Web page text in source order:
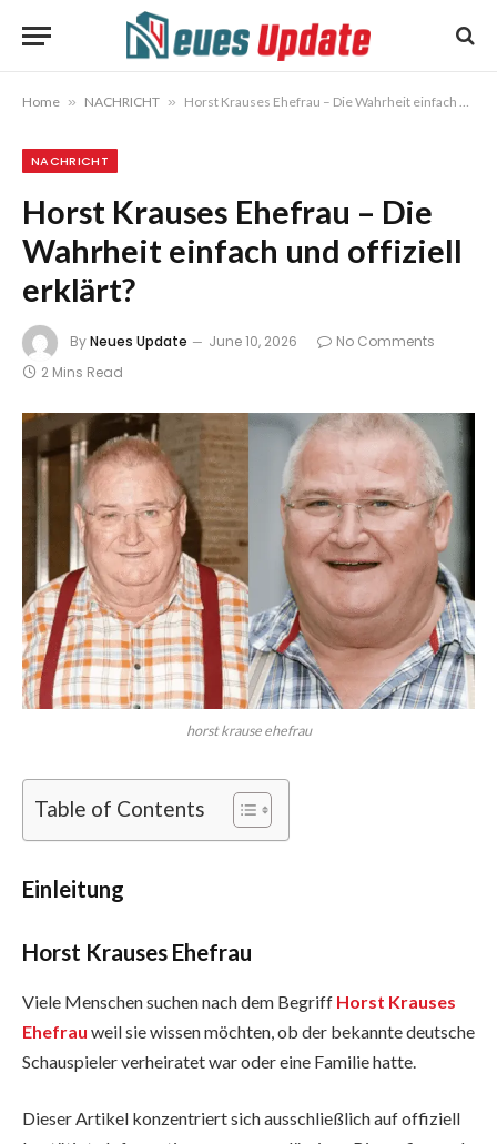
Home » NACHRICHT » Horst Krauses Ehefrau – Die Wahrheit einfach und offiziell erklärt?
NACHRICHT
Horst Krauses Ehefrau – Die
Wahrheit einfach und offiziell
erklärt?
ByNeues Update June 10, 2026
No Comments
2 Mins Read
horst krause ehefrau
Table of Contents
Einleitung
Horst Krauses Ehefrau
Viele Menschen suchen nach dem Begriff Horst Krauses
Ehefrau weil sie wissen möchten, ob der bekannte deutsche
Schauspieler verheiratet war oder eine Familie hatte.
Dieser Artikel konzentriert sich ausschließlich auf offiziell